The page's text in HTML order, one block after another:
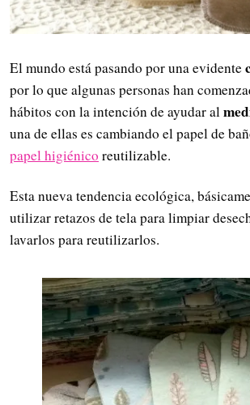
El mundo está pasando por una evidente
por lo que algunas personas han
hábitos con la intención de ayudar al
una de ellas es cambiando el papel de
papel higiénico reutilizable.
Esta nueva tendencia ecológica,
utilizar retazos de tela para limpiar
lavarlos para reutilizarlos.